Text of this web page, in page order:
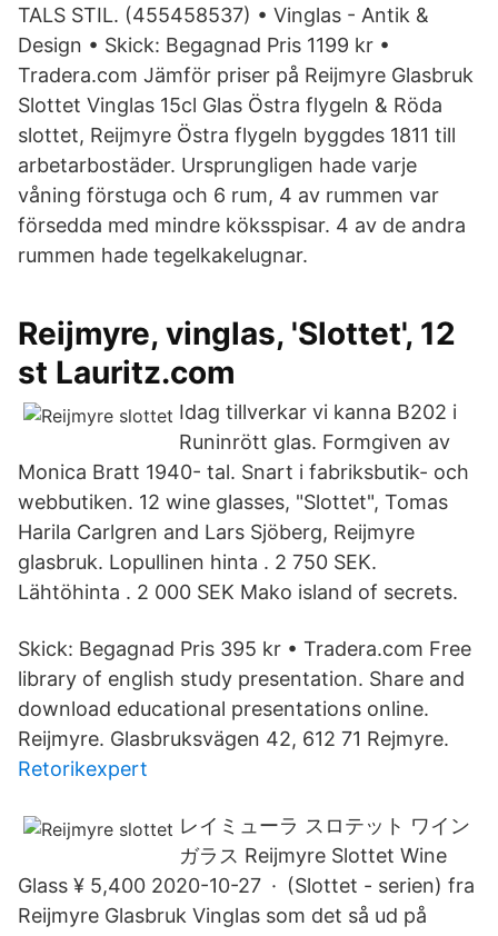
TALS STIL. (455458537) • Vinglas - Antik &
Design • Skick: Begagnad Pris 1199 kr •
Tradera.com Jämför priser på Reijmyre Glasbruk
Slottet Vinglas 15cl Glas Östra flygeln & Röda
slottet, Reijmyre Östra flygeln byggdes 1811 till
arbetarbostäder. Ursprungligen hade varje
våning förstuga och 6 rum, 4 av rummen var
försedda med mindre köksspisar. 4 av de andra
rummen hade tegelkakelugnar.
Reijmyre, vinglas, 'Slottet', 12
st Lauritz.com
Idag tillverkar vi kanna B202 i
Runinrött glas. Formgiven av
Monica Bratt 1940- tal. Snart i fabriksbutik- och
webbutiken. 12 wine glasses, "Slottet", Tomas
Harila Carlgren and Lars Sjöberg, Reijmyre
glasbruk. Lopullinen hinta . 2 750 SEK.
Lähtöhinta . 2 000 SEK Mako island of secrets.
Skick: Begagnad Pris 395 kr • Tradera.com Free
library of english study presentation. Share and
download educational presentations online.
Reijmyre. Glasbruksvägen 42, 612 71 Rejmyre.
Retorikexpert
レイミューラ スロテット ワイン
ガラス Reijmyre Slottet Wine
Glass ¥ 5,400 2020-10-27 · (Slottet - serien) fra
Reijmyre Glasbruk Vinglas som det så ud på